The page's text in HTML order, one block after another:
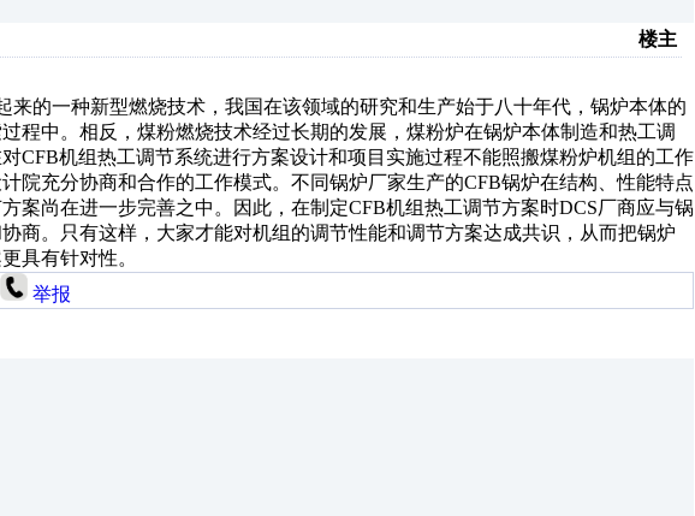
楼主
来的一种新型燃烧技术，我国在该领域的研究和生产始于八十年代，锅炉本体的
程中。相反，煤粉燃烧技术经过长期的发展，煤粉炉在锅炉本体制造和热工调
CFB机组热工调节系统进行方案设计和项目实施过程不能照搬煤粉炉机组的工作
院充分协商和合作的工作模式。不同锅炉厂家生产的CFB锅炉在结构、性能特点
案尚在进一步完善之中。因此，在制定CFB机组热工调节方案时DCS厂商应与锅
商。只有这样，大家才能对机组的调节性能和调节方案达成共识，从而把锅炉
具有针对性。
举报